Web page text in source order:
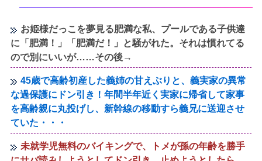
お姫様だっこを夢見る肥満な私、プールである子供達
に「肥満！」「肥満だ！」と騒がれた。それは慣れてる
ので別にいいが……その後→
45歳で高齢初産した義姉の甘えぶりと、義実家の異常
な過保護にドン引き！年間半年近く実家に帰省して家事
を高齢親に丸投げし、新幹線の移動すら義兄に送迎させ
ていた・・・
未就学児無料のバイキングで、トメが孫の年齢を勝手